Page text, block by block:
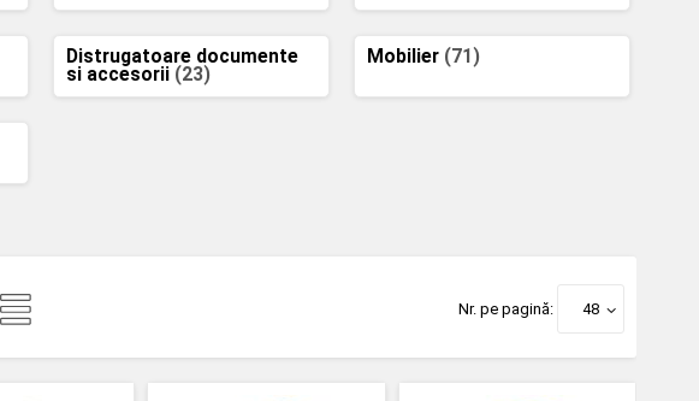
Distrugatoare documente
si accesorii (23)
Mobilier (71)
Nr. pe pagină: 48